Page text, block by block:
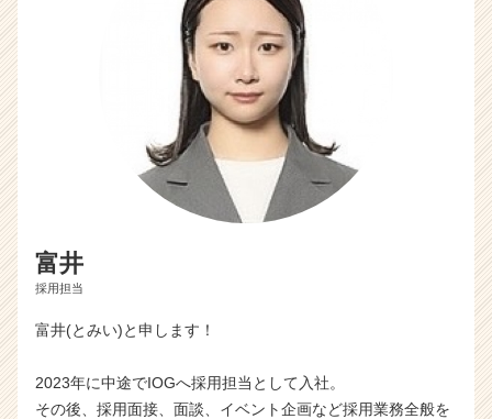
富井
採用担当
富井(とみい)と申します！
2023年に中途でIOGへ採用担当として入社。
その後、採用面接、面談、イベント企画など採用業務全般を